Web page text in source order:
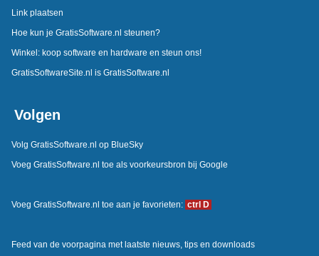
Link plaatsen
Hoe kun je GratisSoftware.nl steunen?
Winkel: koop software en hardware en steun ons!
GratisSoftwareSite.nl is GratisSoftware.nl
Volgen
Volg GratisSoftware.nl op BlueSky
Voeg GratisSoftware.nl toe als voorkeursbron bij Google
Voeg GratisSoftware.nl toe aan je favorieten: ctrl D
Feed van de voorpagina met laatste nieuws, tips en downloads